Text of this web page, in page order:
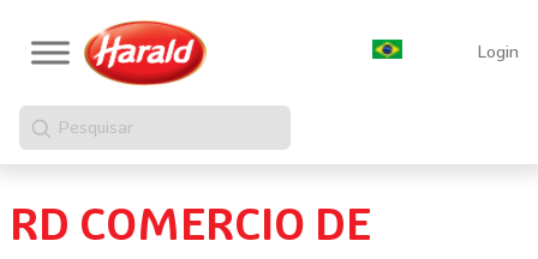
Login
Pesquisar
RD COMERCIO DE